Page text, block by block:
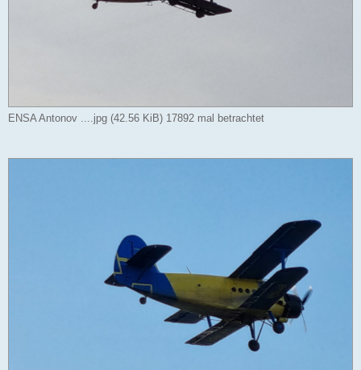
ENSA Antonov ....jpg (42.56 KiB) 17892 mal betrachtet